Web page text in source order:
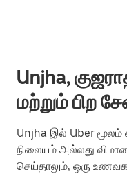
Unjha,
மற்றும் பிற
Unjha இல் Uber
நிலையம் அல்லது
செய்தாலும், ஒரு